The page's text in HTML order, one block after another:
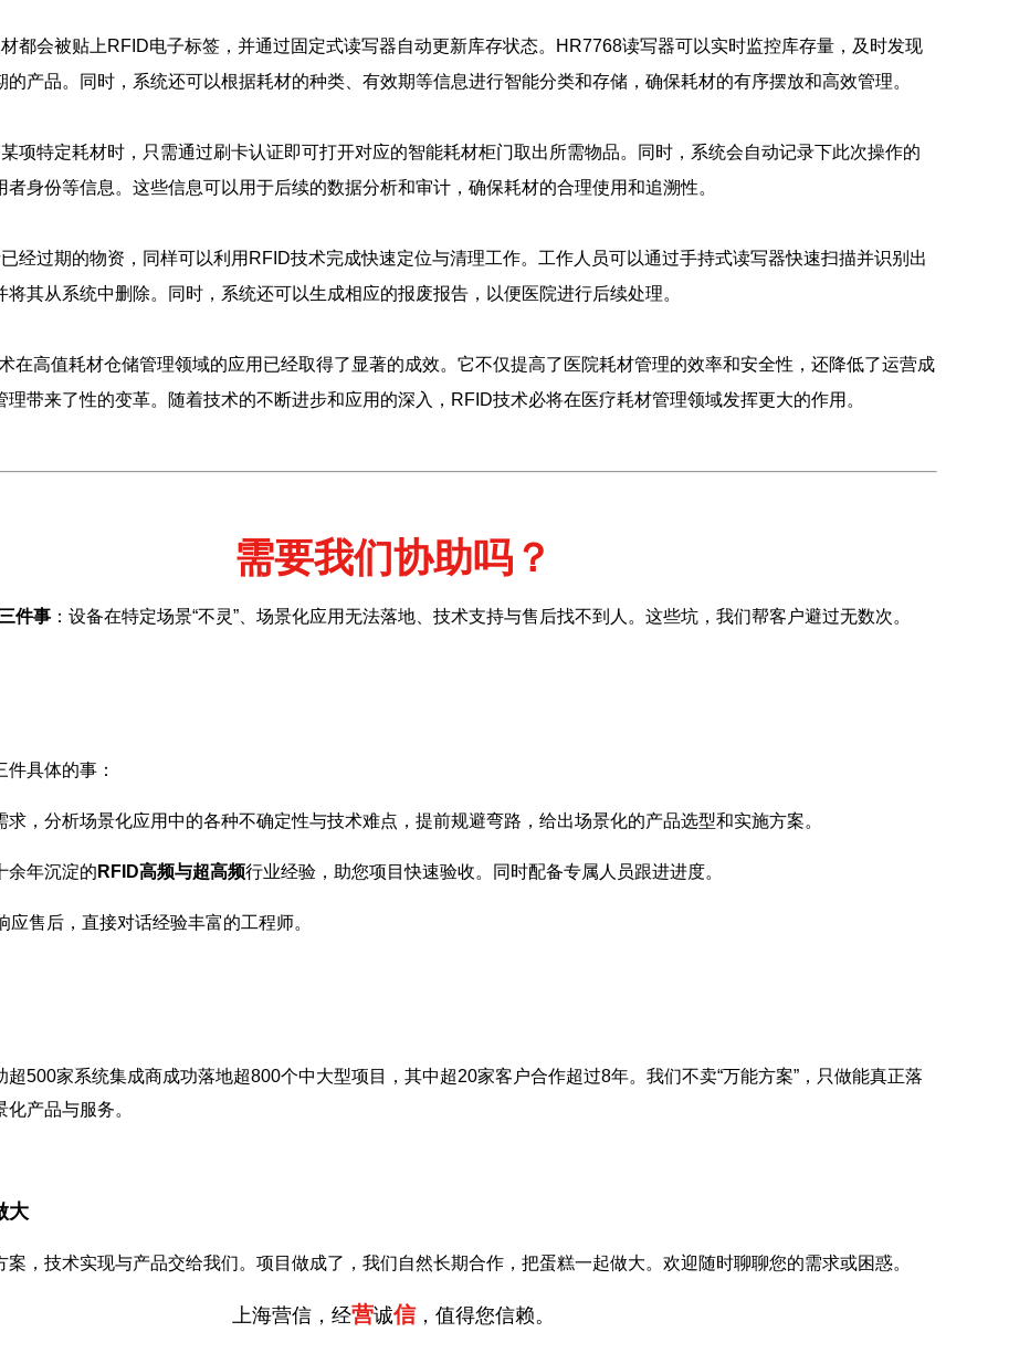
都会被贴上RFID电子标签，并通过固定式读写器自动更新库存状态。HR7768读写器可以实时监控库存量，及时发现
的产品。同时，系统还可以根据耗材的种类、有效期等信息进行智能分类和存储，确保耗材的有序摆放和高效管理。
项特定耗材时，只需通过刷卡认证即可打开对应的智能耗材柜门取出所需物品。同时，系统会自动记录下此次操作的
者身份等信息。这些信息可以用于后续的数据分析和审计，确保耗材的合理使用和追溯性。
经过期的物资，同样可以利用RFID技术完成快速定位与清理工作。工作人员可以通过手持式读写器快速扫描并识别出
将其从系统中删除。同时，系统还可以生成相应的报废报告，以便医院进行后续处理。
在高值耗材仓储管理领域的应用已经取得了显著的成效。它不仅提高了医院耗材管理的效率和安全性，还降低了运营成
理带来了性的变革。随着技术的不断进步和应用的深入，RFID技术必将在医疗耗材管理领域发挥更大的作用。
需要我们协助吗？
三件事 ：设备在特定场景“不灵”、场景化应用无法落地、技术支持与售后找不到人。这些坑，我们帮客户避过无数次。
具体的事：
求，分析场景化应用中的各种不确定性与技术难点，提前规避弯路，给出场景化的产品选型和实施方案。
余年沉淀的 RFID高频与超高频行业经验，助您项目快速验收。同时配备专属人员跟进进度。
应售后，直接对话经验丰富的工程师。
超500家系统集成商成功落地超800个中大型项目，其中超20家客户合作超过8年。我们不卖“万能方案”，只做能真正落
产品与服务。
大
案，技术实现与产品交给我们。项目做成了，我们自然长期合作，把蛋糕一起做大。欢迎随时聊聊您的需求或困惑。
上海营信，经营诚信，值得您信赖。